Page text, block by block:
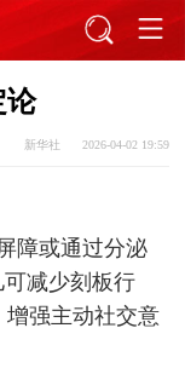
论
新华社 2026-04-02 19:59
障或通过分泌
减少刻板行
增强主动社交意